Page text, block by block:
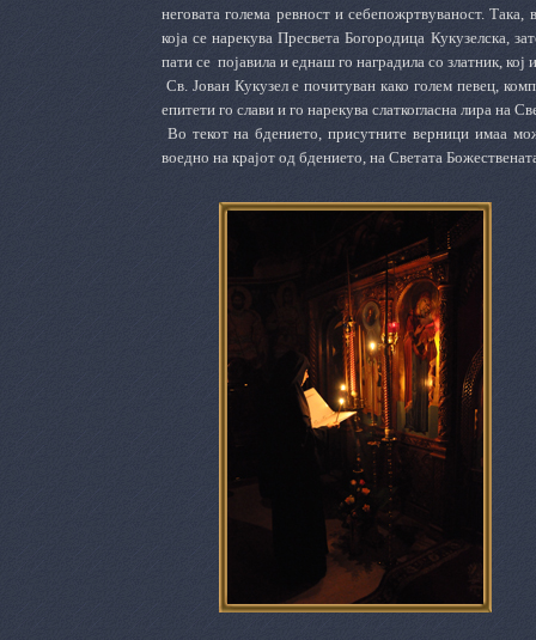
неговата голема ревност и себепожртвуваност.
која се нарекува Пресвета Богородица Кукузелска,
пати се појавила и еднаш го наградила со златник,
Св. Јован Кукузел е почитуван како голем певец,
епитети го слави и го нарекува слаткогласна лира на
Во текот на бдението, присутните верници имаа
воедно на крајот од бдението, на Светата